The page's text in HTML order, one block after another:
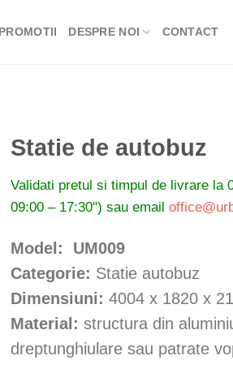
PROMOTII DESPRE NOI CONTACT
Statie de autobuz
Validati pretul si timpul de livrare la
09:00 – 17:30") sau email
Model: UM009
Categorie: Statie autobuz
Dimensiuni: 4004 x 1820 x
Material: structura din
dreptunghiulare sau patrate